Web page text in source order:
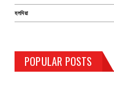
হলদিয়া
POPULAR POSTS
TEST PAGE